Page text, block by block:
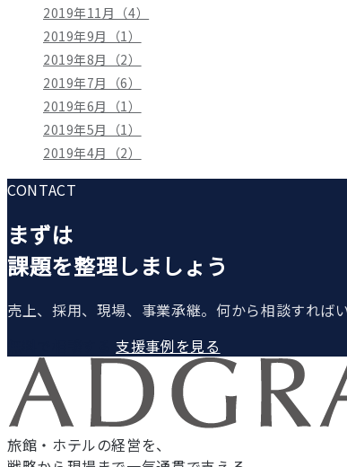
2019年11月（4）
2019年9月（1）
2019年8月（2）
2019年7月（6）
2019年6月（1）
2019年5月（1）
2019年4月（2）
CONTACT
まずは
課題を整理しましょう
売上、採用、現場、事業承継。何から相談すれば
支援事例を見る
旅館・ホテルの経営を、